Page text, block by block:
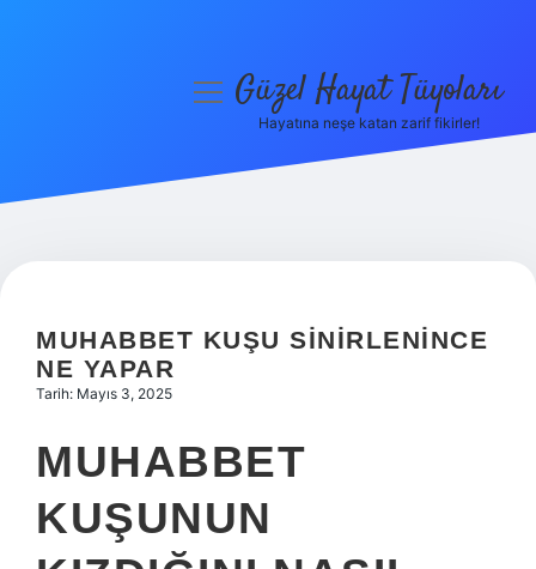
Hakkımızda
menüyüGüzel Hayat Tüyoları
Hayatına neşe katan zarif fikirler!
MUHABBET KUŞU SINIRLENINCE
NE YAPAR
Tarih: Mayıs 3, 2025
MUHABBET
KUŞUNUN